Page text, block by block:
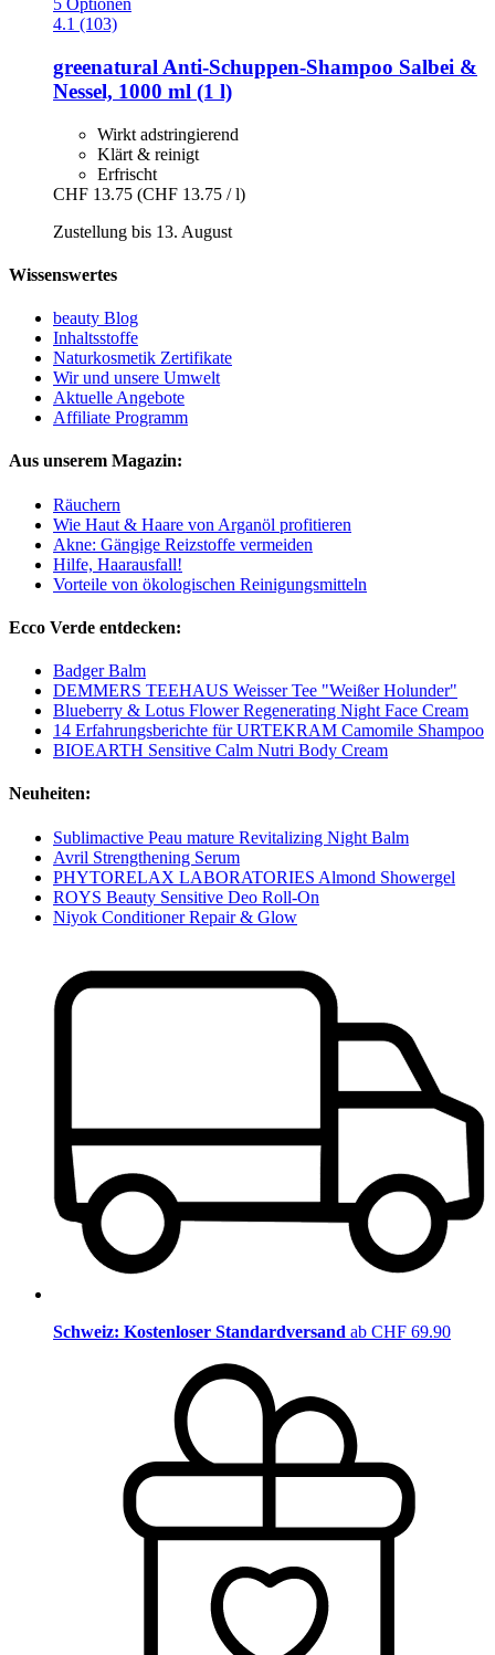
5 Optionen
4.1 (103)
greenatural Anti-​Schuppen-​Shampoo Salbei &
Nessel, 1000 ml (1 l)
Wirkt adstringierend
Klärt & reinigt
Erfrischt
CHF 13.75 (CHF 13.75 / l)
Zustellung bis 13. August
Wissenswertes
beauty Blog
Inhaltsstoffe
Naturkosmetik Zertifikate
Wir und unsere Umwelt
Aktuelle Angebote
Affiliate Programm
Aus unserem Magazin:
Räuchern
Wie Haut & Haare von Arganöl profitieren
Akne: Gängige Reizstoffe vermeiden
Hilfe, Haarausfall!
Vorteile von ökologischen Reinigungsmitteln
Ecco Verde entdecken:
Badger Balm
DEMMERS TEEHAUS Weisser Tee "Weißer Holunder"
Blueberry & Lotus Flower Regenerating Night Face Cream
14 Erfahrungsberichte für URTEKRAM Camomile Shampoo
BIOEARTH Sensitive Calm Nutri Body Cream
Neuheiten:
Sublimactive Peau mature Revitalizing Night Balm
Avril Strengthening Serum
PHYTORELAX LABORATORIES Almond Showergel
ROYS Beauty Sensitive Deo Roll-On
Niyok Conditioner Repair & Glow
Schweiz: Kostenloser Standardversand ab CHF 69.90